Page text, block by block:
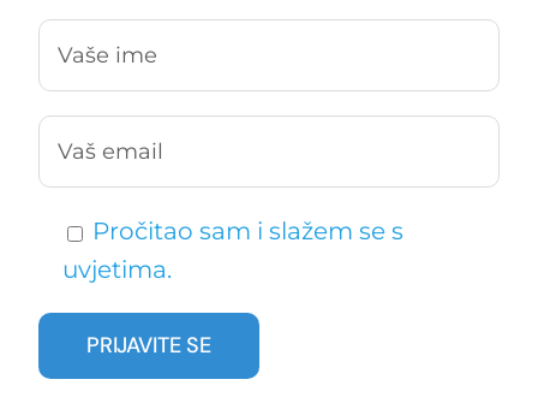
Pročitao sam i slažem se s
uvjetima.